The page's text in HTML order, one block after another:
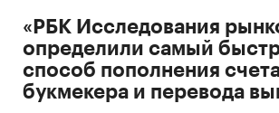
«РБК Исследования
определили самый
способ пополнения
букмекера и перевода